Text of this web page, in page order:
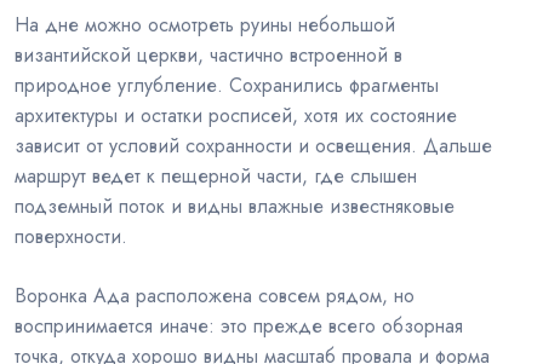
На дне можно осмотреть руины небольшой
византийской церкви, частично встроенной в
природное углубление. Сохранились фрагменты
архитектуры и остатки росписей, хотя их состояние
зависит от условий сохранности и освещения. Дальше
маршрут ведет к пещерной части, где слышен
подземный поток и видны влажные известняковые
поверхности.
Воронка Ада расположена совсем рядом, но
воспринимается иначе: это прежде всего обзорная
точка, откуда хорошо видны масштаб провала и форма